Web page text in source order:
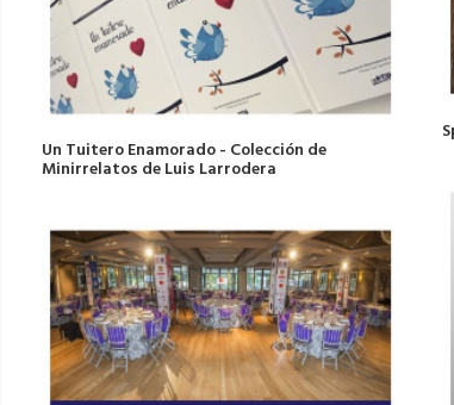
Un Tuitero Enamorado - Colección de
Minirrelatos de Luis Larrodera